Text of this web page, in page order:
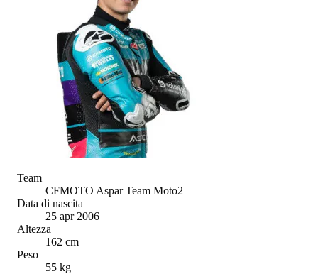
Team
CFMOTO Aspar Team Moto2
Data di nascita
25 apr 2006
Altezza
162 cm
Peso
55 kg